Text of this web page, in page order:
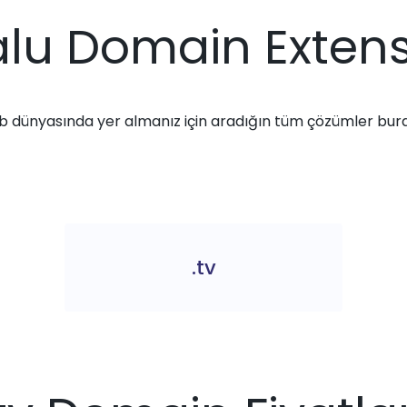
Domain
dünyasında yer almanız için aradığın tüm çözümler
.tv